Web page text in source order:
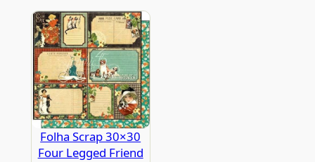
Folha Scrap 30×30
Four Legged Friend